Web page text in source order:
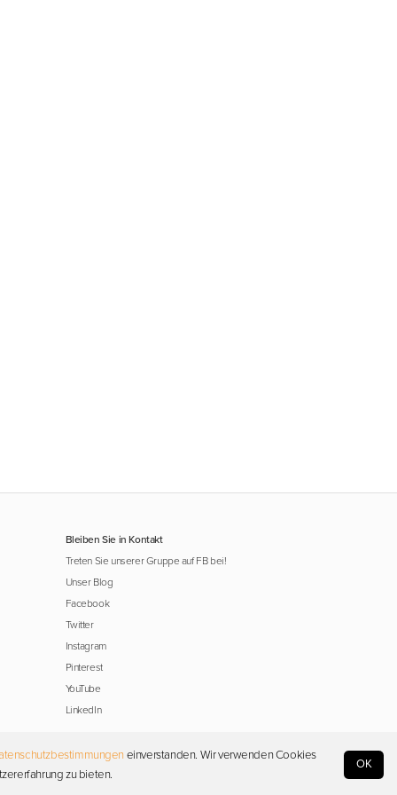
Bleiben Sie in Kontakt
Treten Sie unserer Gruppe auf FB bei!
Unser Blog
Facebook
Twitter
Instagram
Pinterest
YouTube
LinkedIn
einverstanden. Wir verwenden Cookies
zu bieten.
OK